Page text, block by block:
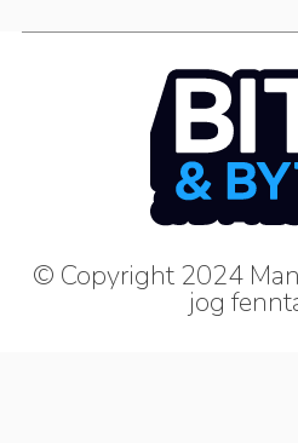
© Copyright 2024
jog